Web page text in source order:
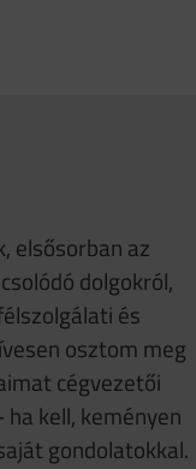
elsősorban az
dolgokról,
és
osztom meg
cégvezetői
kell, keményen
gondolatokkal.